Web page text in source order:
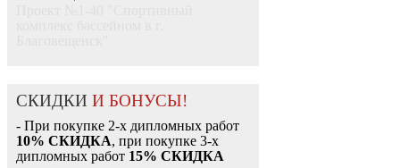
СКИДКИ И БОНУСЫ!
- При покупке 2-х дипломных работ
10% СКИДКА, при покупке 3-х
дипломных работ 15% СКИДКА